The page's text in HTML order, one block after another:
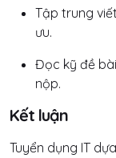
Tập trung
ưu.
Đọc kỹ đề
nộp.
Kết luận
Tuyển dụng IT